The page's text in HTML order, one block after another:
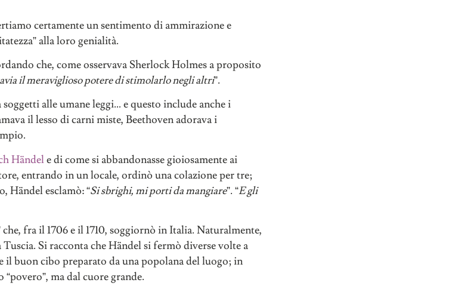
certamente un sentimento di ammirazione e
alla loro genialità.
che, come osservava Sherlock Holmes a proposito
il meraviglioso potere di stimolarlo negli altri”.
alle umane leggi… e questo include anche i
il lesso di carni miste, Beethoven adorava i
Händele di come si abbandonasse gioiosamente ai
entrando in un locale, ordinò una colazione per tre;
Händel esclamò: “Si sbrighi, mi porti da mangiare”. “E gli
fra il 1706 e il 1710, soggiornò in Italia. Naturalmente,
Si racconta che Händel si fermò diverse volte a
buon cibo preparato da una popolana del luogo; in
ma dal cuore grande.